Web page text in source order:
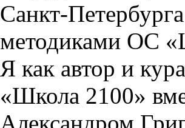
Санкт-
методиками ОС
Я как автор и
«Школа 2100»